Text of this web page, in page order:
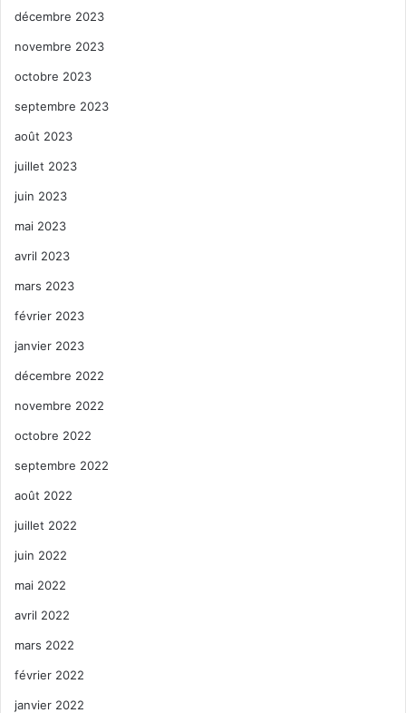
décembre 2023
novembre 2023
octobre 2023
septembre 2023
août 2023
juillet 2023
juin 2023
mai 2023
avril 2023
mars 2023
février 2023
janvier 2023
décembre 2022
novembre 2022
octobre 2022
septembre 2022
août 2022
juillet 2022
juin 2022
mai 2022
avril 2022
mars 2022
février 2022
janvier 2022